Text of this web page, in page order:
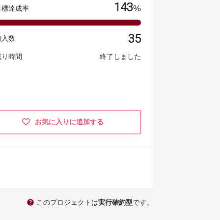
標達成率 143%
入数 35
時間 終了しました
お気に入りに追加する
help このプロジェクトは実行確約型です。